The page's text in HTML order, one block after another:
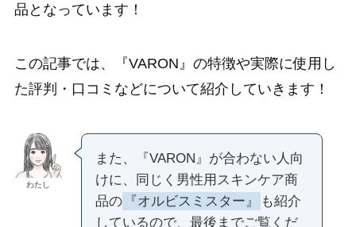
品となっています！
この記事では、『VARON』の特徴や実際に使用し
た評判・口コミなどについて紹介していきます！
わたし
また、『VARON』が合わない人向
けに、同じく男性用スキンケア商
品の
『オルビスミスター』
も紹介
しているので、最後までご覧くだ